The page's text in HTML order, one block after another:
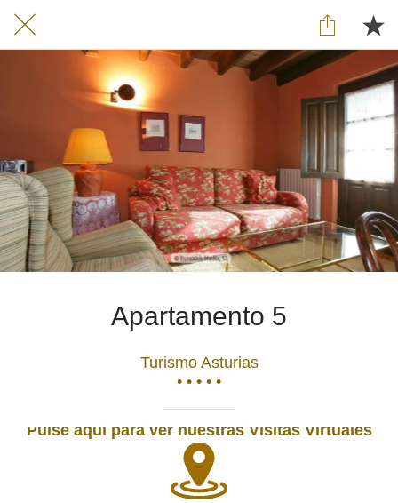
Apartamento 5
Turismo Asturias
• • • • •
Pulse aquí para ver nuestras Visitas Virtuales